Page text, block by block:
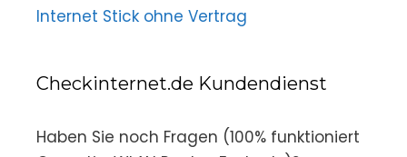
Internet Stick ohne Vertrag
Checkinternet.de Kundendienst
Haben Sie noch Fragen (100% funktioniert